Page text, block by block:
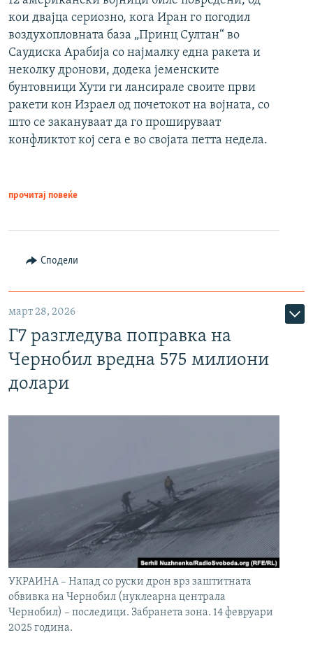
кои двајца сериозно, кога Иран го погодил
воздухопловната база „Принц Султан“ во
Саудиска Арабија со најмалку една ракета и
неколку дронови, додека јеменските
бунтовници Хути ги лансирале своите први
ракети кон Израел од почетокот на војната, со
што се закануваат да го прошируваат
конфликтот кој сега е во својата петта недела.
прочитај повеќе
Сподели
март 28, 2026
Г7 разгледува поправка на
Чернобил вредна 575 милиони
долари
УКРАИНА – Напад со руски дрон врз заштитната
обвивка на Чернобил (нуклеарна централа
Чернобил) – последици. Забранета зона. 14 февруари
2025 година.